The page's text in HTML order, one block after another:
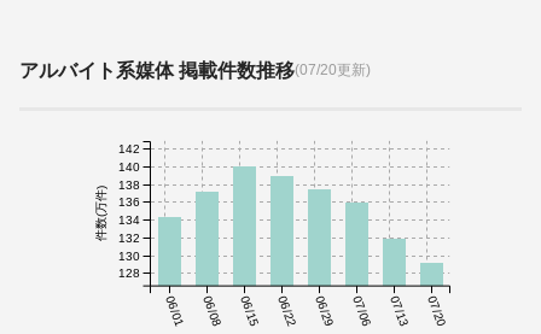
アルバイト系媒体 掲載件数推移(07/20更新)
06/01 06/08 06/15 06/22 06/29 07/06 07/13 07/20
件数(万件)
128
130
132
134
136
138
140
142